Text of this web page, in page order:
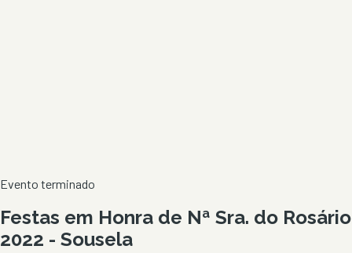
Evento terminado
Festas em Honra de Nª Sra. do Rosário
2022 - Sousela